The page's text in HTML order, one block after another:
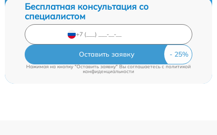
Бесплатная консультация со
специалистом
Оставить заявку
Нажимая на кнопку "Оставить заявку" Вы соглашаетесь cполитикой
конфиденциальности